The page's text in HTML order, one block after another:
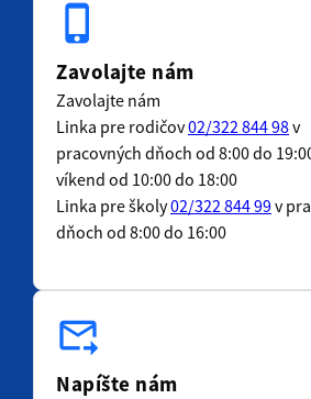
phone_iphone
Zavolajte nám
Zavolajte nám
Linka pre rodičov02/322 844 98v
pracovných dňoch od 8:00 do
víkend od 10:00 do 18:00
Linka pre školy02/322 844 99v
dňoch od 8:00 do 16:00
forward_to_inbox
Napíšte nám